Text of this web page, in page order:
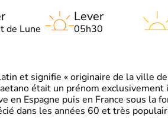
de Lune
Lever
05h30
et signifie « originaire de la ville
était un prénom
en Espagne puis en France sous la
dans les années 60 et très